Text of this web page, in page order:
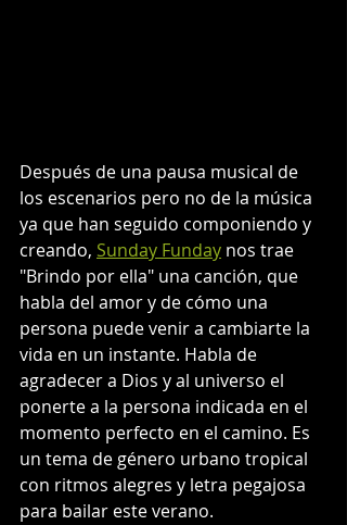
Después de una pausa musical de
los escenarios pero no de la música
ya que han seguido componiendo y
creando, Sunday Funday nos trae
"Brindo por ella" una canción, que
habla del amor y de cómo una
persona puede venir a cambiarte la
vida en un instante. Habla de
agradecer a Dios y al universo el
ponerte a la persona indicada en el
momento perfecto en el camino. Es
un tema de género urbano tropical
con ritmos alegres y letra pegajosa
para bailar este verano.